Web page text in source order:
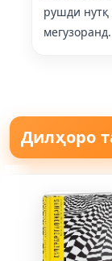
рушди нутқ
мегузоранд.
Дилҳоро